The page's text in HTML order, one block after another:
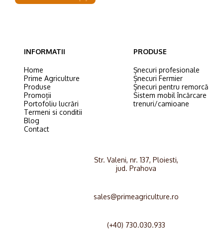
INFORMATII
Home
Prime Agriculture
Produse
Promoții
Portofoliu lucrări
Termeni si conditii
Blog
Contact
PRODUSE
Șnecuri profesionale
Șnecuri Fermier
Șnecuri pentru remorcă
Sistem mobil încărcare
trenuri/camioane
Str. Valeni, nr. 137, Ploiesti,
jud. Prahova
sales@primeagriculture.ro
(+40) 730.030.933